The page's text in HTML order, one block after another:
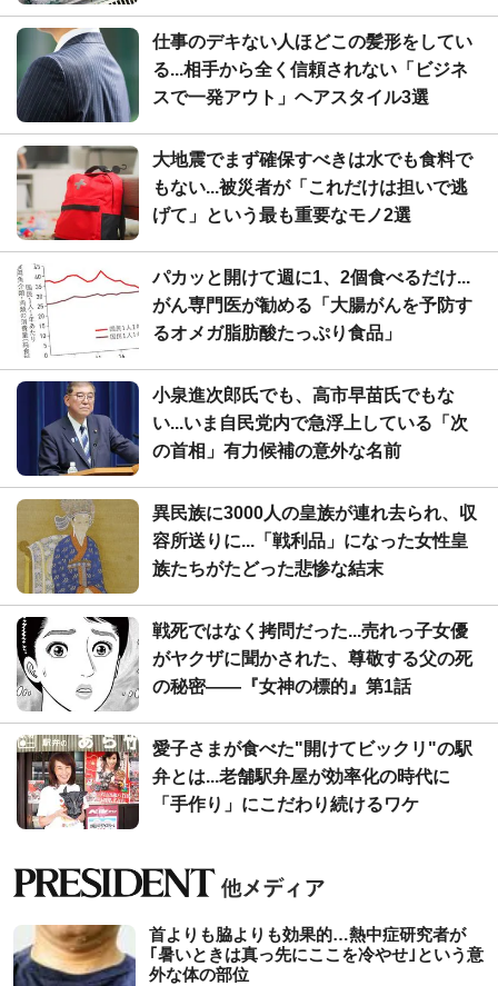
仕事のデキない人ほどこの髪形をしてい
る...相手から全く信頼されない「ビジネ
スで一発アウト」ヘアスタイル3選
大地震でまず確保すべきは水でも食料で
もない...被災者が「これだけは担いで逃
げて」という最も重要なモノ2選
パカッと開けて週に1、2個食べるだけ...
がん専門医が勧める「大腸がんを予防す
るオメガ脂肪酸たっぷり食品」
小泉進次郎氏でも、高市早苗氏でもな
い...いま自民党内で急浮上している「次
の首相」有力候補の意外な名前
異民族に3000人の皇族が連れ去られ、収
容所送りに...「戦利品」になった女性皇
族たちがたどった悲惨な結末
戦死ではなく拷問だった...売れっ子女優
がヤクザに聞かされた、尊敬する父の死
の秘密――『女神の標的』第1話
愛子さまが食べた"開けてビックリ"の駅
弁とは...老舗駅弁屋が効率化の時代に
「手作り」にこだわり続けるワケ
首よりも脇よりも効果的…熱中症研究者が
｢暑いときは真っ先にここを冷やせ｣という意
外な体の部位